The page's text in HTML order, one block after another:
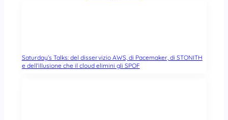
Saturday’s Talks: del disservizio AWS, di Pacemaker, di STONITH
e dell’illusione che il cloud elimini gli SPOF